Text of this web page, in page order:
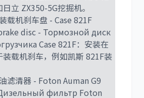
立 ZX350-5G挖掘机。
载机刹车盘 - Case 821F
disc - Тормозной диск
Case 821F：安装在
载机刹车，例如凯斯 821F装
滤清器 - Foton Auman G9
фильтр Foton